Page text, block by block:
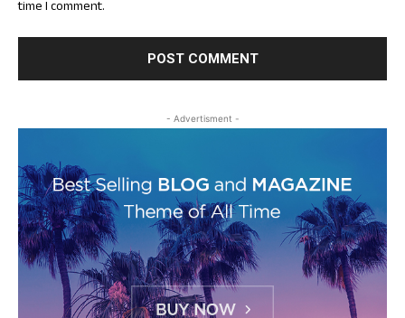
time I comment.
- Advertisment -